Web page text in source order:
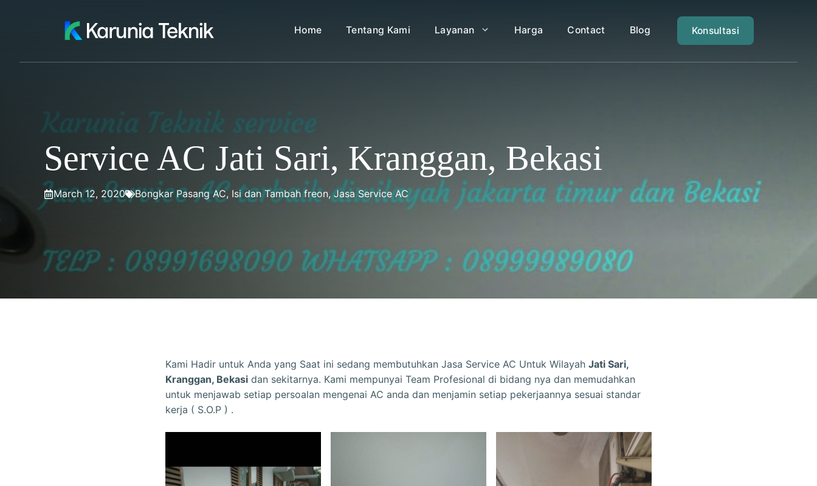
Home Tentang Kami Layanan Harga Contact Blog Konsultasi
Service AC Jati Sari, Kranggan, Bekasi
March 12, 2020 Bongkar Pasang AC, Isi dan Tambah freon,Jasa Service AC
Kami Hadir untuk Anda yang Saat ini sedang membutuhkan Jasa Service AC Untuk Wilayah Jati Sari,
Kranggan, Bekasi dan sekitarnya. Kami mempunyai Team Profesional di bidang nya dan memudahkan
untuk menjawab setiap persoalan mengenai AC anda dan menjamin setiap pekerjaannya sesuai standar
kerja ( S.O.P ) .